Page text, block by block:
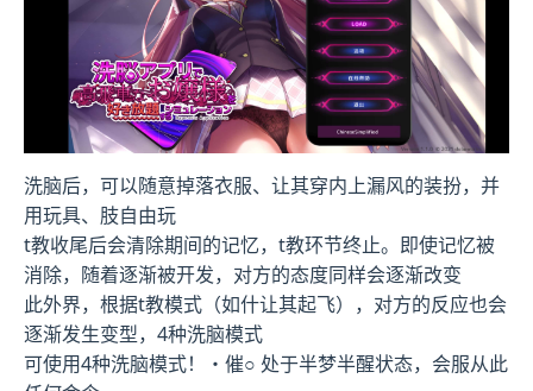
洗脑后，可以随意掉落衣服、让其穿内上漏风的装扮，并
用玩具、肢自由玩
t教收尾后会清除期间的记忆，t教环节终止。即使记忆被
消除，随着逐渐被开发，对方的态度同样会逐渐改变
此外界，根据t教模式（如什让其起飞），对方的反应也会
逐渐发生变型，4种洗脑模式
可使用4种洗脑模式！・催○ 处于半梦半醒状态，会服从此